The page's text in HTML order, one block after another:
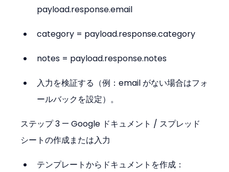
payload.response.email
category = payload.response.category
notes = payload.response.notes
入力を検証する（例：email がない場合はフォ
ールバックを設定）。
ステップ 3 — Google ドキュメント / スプレッド
シートの作成または入力
テンプレートからドキュメントを作成：